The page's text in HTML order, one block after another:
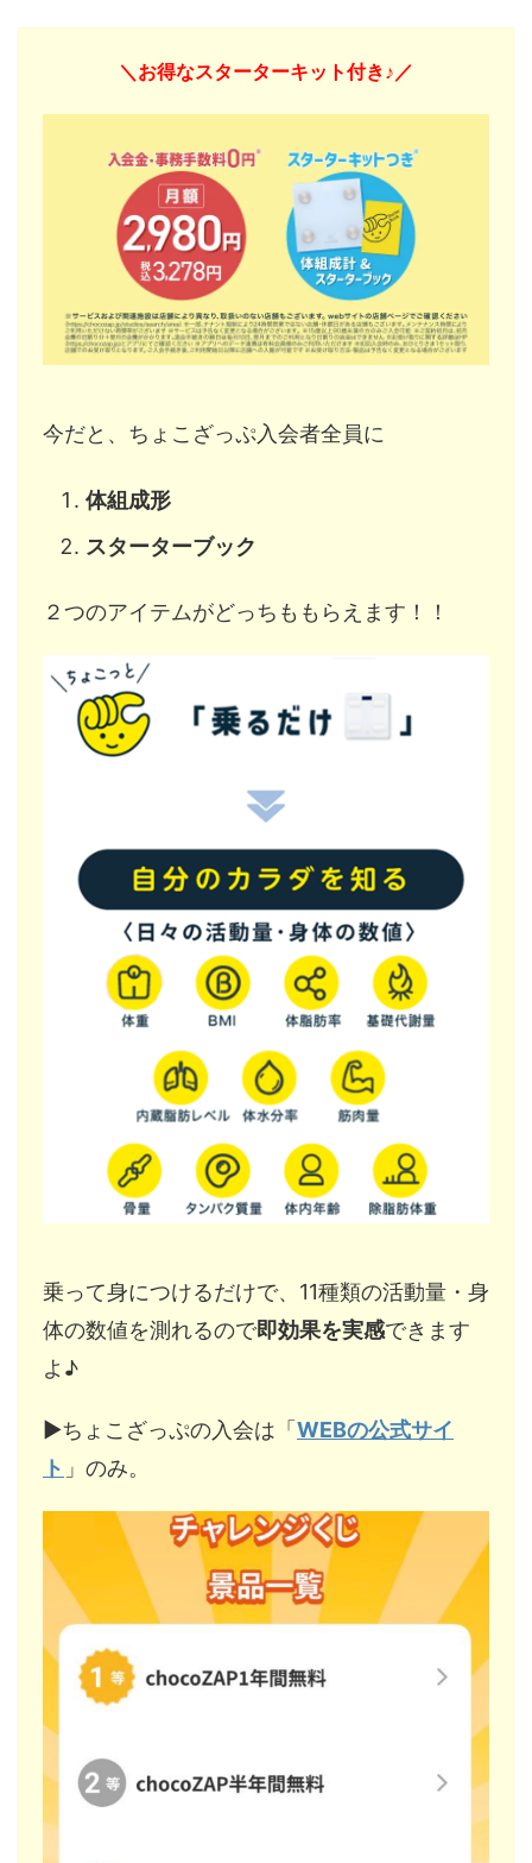
＼お得なスターターキット付き♪／
今だと、ちょこざっぷ入会者全員に
体組成形
スターターブック
２つのアイテムがどっちももらえます！！
乗って身につけるだけで、11種類の活動量・身
体の数値を測れるので即効果を実感できます
よ♪
▶︎ちょこざっぷの入会は「WEBの公式サイ
ト 」のみ。